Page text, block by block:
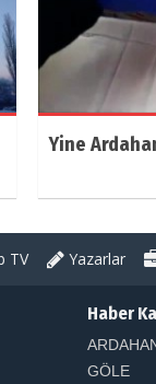
Yine
TV Yazarlar
Haber
GÖLE